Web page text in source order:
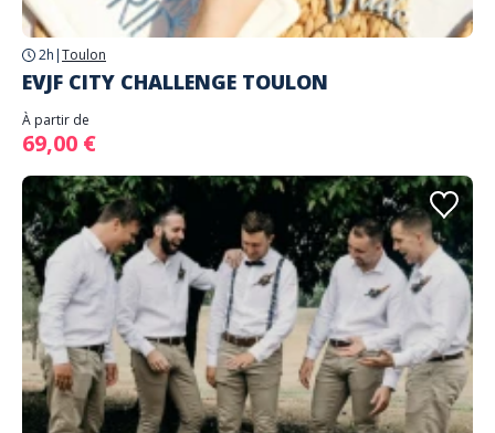
2h |Toulon
EVJF CITY CHALLENGE TOULON
À partir de
69,00 €